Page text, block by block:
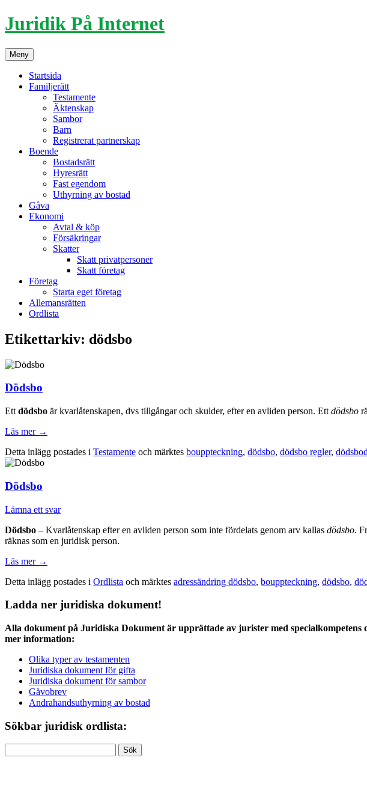
Hoppa
till
Juridik På Internet
Meny
Startsida
Familjerätt
Testamente
Äktenskap
Sambor
Barn
Registrerat partnerskap
Boende
Bostadsrätt
Hyresrätt
Fast egendom
Uthyrning av bostad
Gåva
Ekonomi
Avtal & köp
Försäkringar
Skatter
Skatt privatpersoner
Skatt företag
Företag
Starta eget företag
Allemansrätten
Ordlista
Etikettarkiv: dödsbo
Dödsbo
Ett dödsbo är kvarlåtenskapen, dvs tillgångar och skulder, efter en avliden person. Ett dödsbo
Läs mer →
Detta inlägg postades i Testamente och märktes bouppteckning, dödsbo, dödsbo regler,
Dödsbo
Lämna ett svar
Dödsbo – Kvarlåtenskap efter en avliden person som inte fördelats genom arv kallas dödsbo.
räknas som en juridisk person.
Läs mer →
Detta inlägg postades i Ordlista och märktes adressändring dödsbo, bouppteckning, dödsbo,
Ladda ner juridiska dokument!
Alla dokument på Juridiska Dokument är upprättade av jurister med
mer information:
Olika typer av testamenten
Juridiska dokument för gifta
Juridiska dokument för sambor
Gåvobrev
Andrahandsuthyrning av bostad
Sökbar juridisk ordlista:
efter: